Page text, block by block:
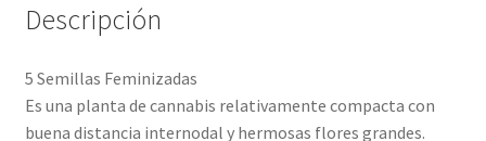
Descripción
5 Semillas Feminizadas
Es una planta de cannabis relativamente compacta con
buena distancia internodal y hermosas flores grandes.